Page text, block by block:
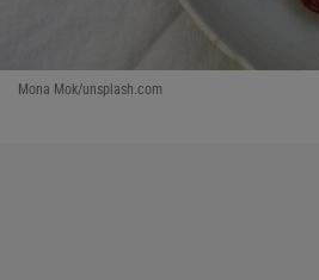
Mona Mok/unsplash.com